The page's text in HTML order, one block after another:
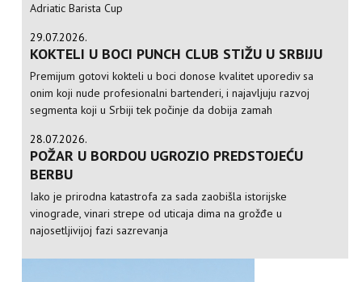
Adriatic Barista Cup
29.07.2026.
KOKTELI U BOCI PUNCH CLUB STIŽU U SRBIJU
Premijum gotovi kokteli u boci donose kvalitet uporediv sa
onim koji nude profesionalni bartenderi, i najavljuju razvoj
segmenta koji u Srbiji tek počinje da dobija zamah
28.07.2026.
POŽAR U BORDOU UGROZIO PREDSTOJEĆU
BERBU
Iako je prirodna katastrofa za sada zaobišla istorijske
vinograde, vinari strepe od uticaja dima na grožđe u
najosetljivijoj fazi sazrevanja